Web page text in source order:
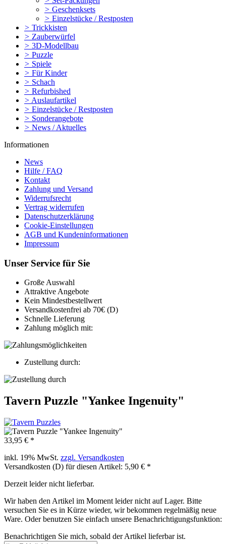
> Geschenksets
> Einzelstücke / Restposten
> Trickkisten
> Zauberwürfel
> 3D-Modellbau
> Puzzle
> Spiele
> Für Kinder
> Schach
> Refurbished
> Auslaufartikel
> Einzelstücke / Restposten
> Sonderangebote
> News / Aktuelles
Informationen
News
Hilfe / FAQ
Kontakt
Zahlung und Versand
Widerrufsrecht
Vertrag widerrufen
Datenschutzerklärung
Cookie-Einstellungen
AGB und Kundeninformationen
Impressum
Unser Service für Sie
Große Auswahl
Attraktive Angebote
Kein Mindestbestellwert
Versandkostenfrei ab 70€ (D)
Schnelle Lieferung
Zahlung möglich mit:
Zustellung durch:
Tavern Puzzle "Yankee Ingenuity"
33,95 € *
inkl. 19% MwSt. zzgl. Versandkosten
Versandkosten (D) für diesen Artikel: 5,90 € *
Derzeit leider nicht lieferbar.
Wir haben den Artikel im Moment leider nicht auf Lager. Bitte
versuchen Sie es in Kürze wieder, wir bekommen regelmäßig neue
Ware. Oder benutzen Sie einfach unsere Benachrichtigungsfunktion:
Benachrichtigen Sie mich, sobald der Artikel lieferbar ist.